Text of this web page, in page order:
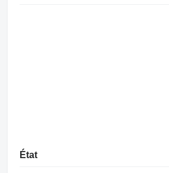
État